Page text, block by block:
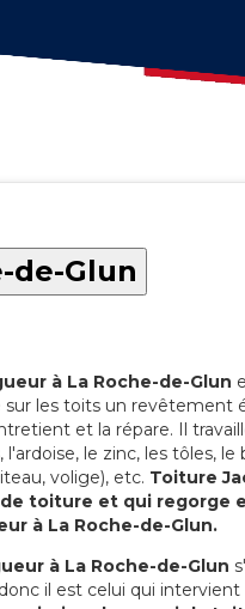
de-Glun
à La Roche-de-Glun
les toits un revêtement
et la répare. Il
l'ardoise, le zinc, les tôles,
volige), etc. Toiture
toiture et qui regorge
à La Roche-de-Glun.
à La Roche-de-Glun
il est celui qui